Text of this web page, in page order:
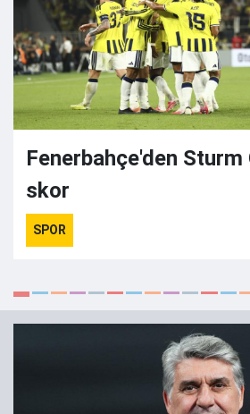
Fenerbahçe'den Sturm
skor
SPOR